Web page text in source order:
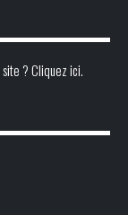
? Cliquez ici.